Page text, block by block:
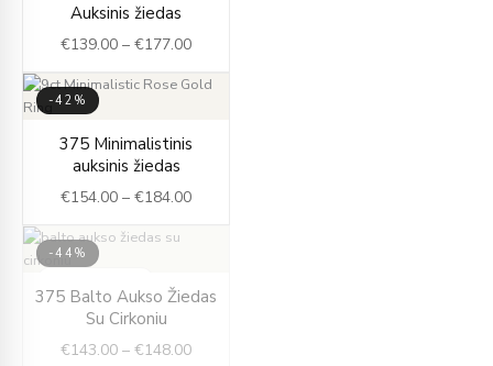
Auksinis žiedas
€139.00 – €177.00€139.00
€177.00
-42%
375 Minimalistinis
auksinis žiedas
€154.00 – €184.00
range:
through
-44%
375 Balto Aukso Žiedas
Su Cirkoniu
€143.00 – €148.00
range:
through